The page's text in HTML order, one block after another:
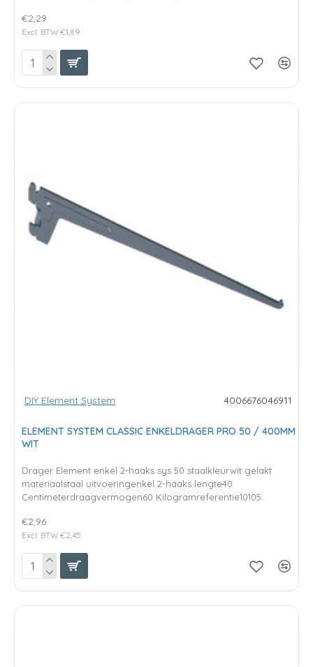
€2,29
Excl. BTW:€1,89
DIY Element System 4006676046911
ELEMENT SYSTEM CLASSIC ENKELDRAGER PRO 50 / 400MM
WIT
Drager Element enkel 2-haaks sys 50 staalkleurwit gelakt
materiaalstaal uitvoeringenkel 2-haaks lengte40
Centimeterdraagvermogen60 Kilogramreferentie10105..
€2,96
Excl. BTW:€2,45